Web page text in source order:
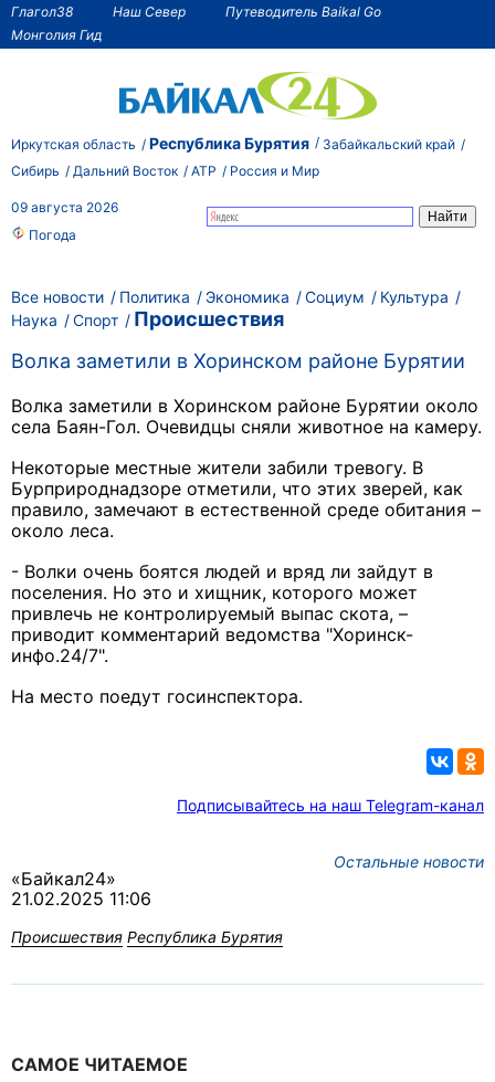
Глагол38 Наш Север
Путеводитель Baikal Go
Монголия Гид
Иркутская область Республика Бурятия
Забайкальский край
Сибирь
Дальний Восток АТР Россия и Мир
09 августа 2026
Погода
Все новости Политика Экономика Социум
Культура
Наука
Спорт
Происшествия
Волка заметили в Хоринском районе Бурятии
Волка заметили в Хоринском районе Бурятии около
села Баян-Гол. Очевидцы сняли животное на камеру.
Некоторые местные жители забили тревогу. В
Бурприроднадзоре отметили, что этих зверей, как
правило, замечают в естественной среде обитания –
около леса.
- Волки очень боятся людей и вряд ли зайдут в
поселения. Но это и хищник, которого может
привлечь не контролируемый выпас скота, –
приводит комментарий ведомства "Хоринск-
инфо.24/7".
На место поедут госинспектора.
Подписывайтесь на наш Telegram-канал
Остальные новости
«Байкал24»
21.02.2025 11:06
Происшествия Республика Бурятия
САМОЕ ЧИТАЕМОЕ